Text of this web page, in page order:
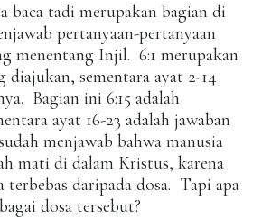
baca tadi merupakan bagian di
pertanyaan-pertanyaan
menentang Injil. 6:1 merupakan
diajukan, sementara ayat 2-14
Bagian ini 6:15 adalah
ayat 16-23 adalah jawaban
menjawab bahwa manusia
mati di dalam Kristus, karena
terbebas daripada dosa. Tapi apa
dosa tersebut?